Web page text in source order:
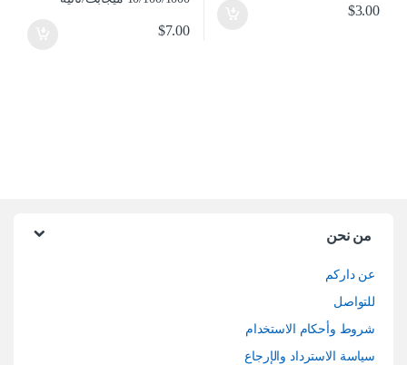
$3.00
$7.00
من نحن
عن داركم
للتواصل
شروط وأحكام الاستخدام
سياسة الاسترداد والإرجاع